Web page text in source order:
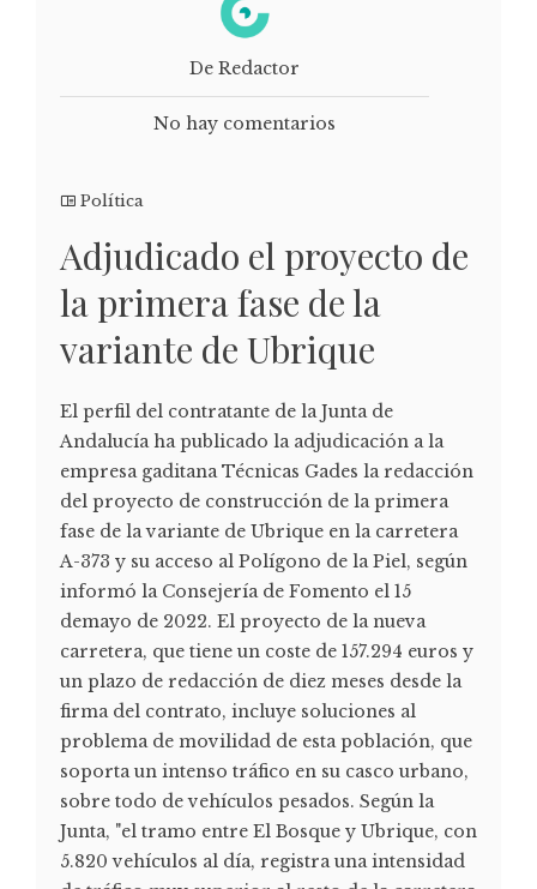
De Redactor
No hay comentarios
Política
Adjudicado el proyecto de
la primera fase de la
variante de Ubrique
El perfil del contratante de la Junta de
Andalucía ha publicado la adjudicación a la
empresa gaditana Técnicas Gades la redacción
del proyecto de construcción de la primera
fase de la variante de Ubrique en la carretera
A-373 y su acceso al Polígono de la Piel, según
informó la Consejería de Fomento el 15
demayo de 2022. El proyecto de la nueva
carretera, que tiene un coste de 157.294 euros y
un plazo de redacción de diez meses desde la
firma del contrato, incluye soluciones al
problema de movilidad de esta población, que
soporta un intenso tráfico en su casco urbano,
sobre todo de vehículos pesados. Según la
Junta, "el tramo entre El Bosque y Ubrique, con
5.820 vehículos al día, registra una intensidad